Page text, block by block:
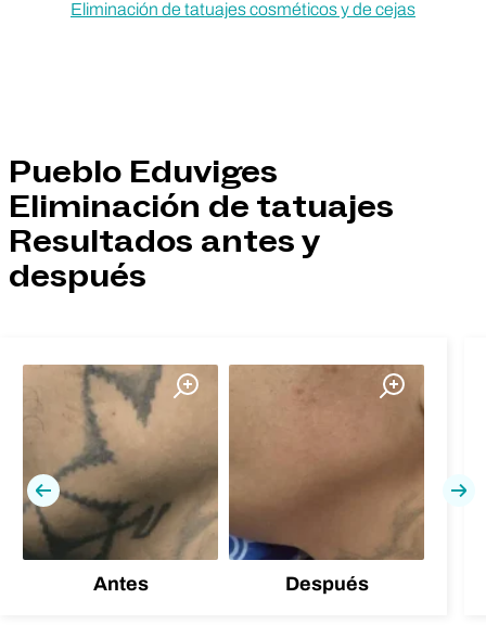
Eliminación de tatuajes cosméticos y de cejas
Pueblo Eduviges
Eliminación de tatuajes
Resultados antes y
después
Antes Después
Previa